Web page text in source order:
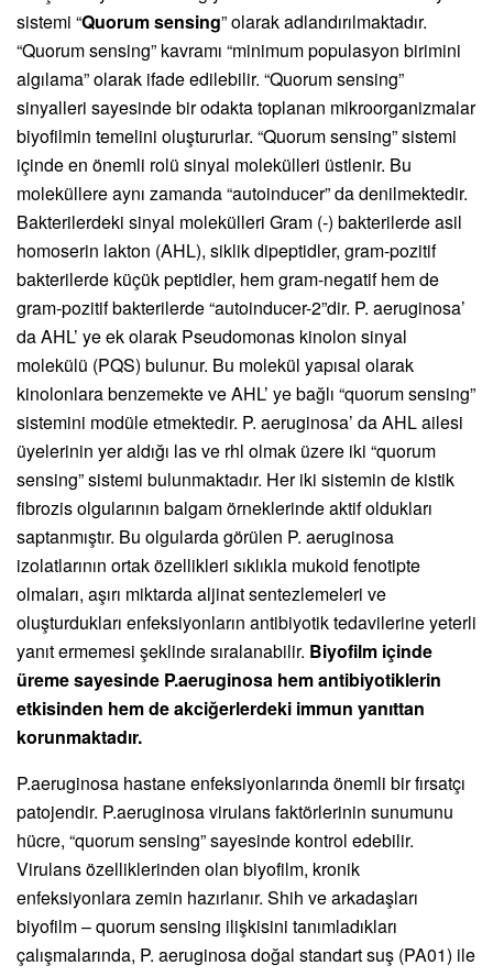
sistemi “Quorum sensing” olarak adlandırılmaktadır.
“Quorum sensing” kavramı “minimum populasyon birimini
algılama” olarak ifade edilebilir. “Quorum sensing”
sinyalleri sayesinde bir odakta toplanan mikroorganizmalar
biyofilmin temelini oluştururlar. “Quorum sensing” sistemi
içinde en önemli rolü sinyal molekülleri üstlenir. Bu
moleküllere aynı zamanda “autoinducer” da denilmektedir.
Bakterilerdeki sinyal molekülleri Gram (-) bakterilerde asil
homoserin lakton (AHL), siklik dipeptidler, gram-pozitif
bakterilerde küçük peptidler, hem gram-negatif hem de
gram-pozitif bakterilerde “autoinducer-2”dir. P. aeruginosa’
da AHL’ ye ek olarak Pseudomonas kinolon sinyal
molekülü (PQS) bulunur. Bu molekül yapısal olarak
kinolonlara benzemekte ve AHL’ ye bağlı “quorum sensing”
sistemini modüle etmektedir. P. aeruginosa’ da AHL ailesi
üyelerinin yer aldığı las ve rhl olmak üzere iki “quorum
sensing” sistemi bulunmaktadır. Her iki sistemin de kistik
fibrozis olgularının balgam örneklerinde aktif oldukları
saptanmıştır. Bu olgularda görülen P. aeruginosa
izolatlarının ortak özellikleri sıklıkla mukoid fenotipte
olmaları, aşırı miktarda aljinat sentezlemeleri ve
oluşturdukları enfeksiyonların antibiyotik tedavilerine yeterli
yanıt ermemesi şeklinde sıralanabilir. Biyofilm içinde
üreme sayesinde P.aeruginosa hem antibiyotiklerin
etkisinden hem de akciğerlerdeki immun yanıttan
korunmaktadır.
P.aeruginosa hastane enfeksiyonlarında önemli bir fırsatçı
patojendir. P.aeruginosa virulans faktörlerinin sunumunu
hücre, “quorum sensing” sayesinde kontrol edebilir.
Virulans özelliklerinden olan biyofilm, kronik
enfeksiyonlara zemin hazırlanır. Shih ve arkadaşları
biyofilm – quorum sensing ilişkisini tanımladıkları
çalışmalarında, P. aeruginosa doğal standart suş (PA01) ile